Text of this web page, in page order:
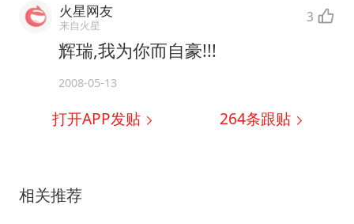
火星网友
来自火星 3
辉瑞,我为你而自豪!!!
2008-05-13
打开APP发贴 264条跟贴
相关推荐